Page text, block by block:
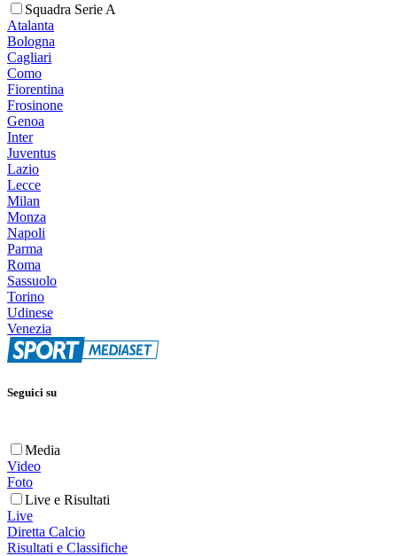
Squadra Serie A
Atalanta
Bologna
Cagliari
Como
Fiorentina
Frosinone
Genoa
Inter
Juventus
Lazio
Lecce
Milan
Monza
Napoli
Parma
Roma
Sassuolo
Torino
Udinese
Venezia
Seguici su
Media
Video
Foto
Live e Risultati
Live
Diretta Calcio
Risultati e Classifiche